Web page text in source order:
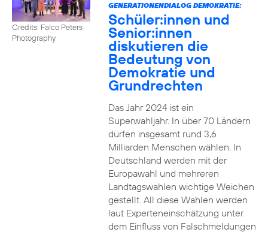
Credits: Falco Peters
Photography
GENERATIONENDIALOG DEMOKRATIE:
Schüler:innen und
Senior:innen
diskutieren die
Bedeutung von
Demokratie und
Grundrechten
Das Jahr 2024 ist ein
Superwahljahr. In über 70 Ländern
dürfen insgesamt rund 3,6
Milliarden Menschen wählen. In
Deutschland werden mit der
Europawahl und mehreren
Landtagswahlen wichtige Weichen
gestellt. All diese Wahlen werden
laut Experteneinschätzung unter
dem Einfluss von Falschmeldungen